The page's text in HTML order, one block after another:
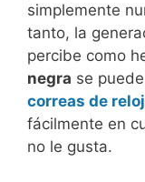
simplemente
tanto, la
percibe como
negra se
correas de reloj
fácilmente en
no le gusta.